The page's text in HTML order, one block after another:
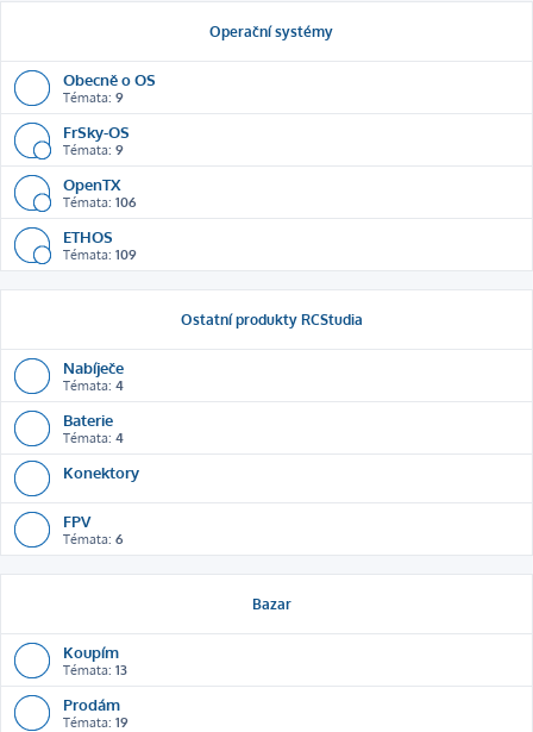
Operační systémy
Obecně o OS
Témata: 9
FrSky-OS
Témata: 9
OpenTX
Témata: 106
ETHOS
Témata: 109
Ostatní produkty RCStudia
Nabíječe
Témata: 4
Baterie
Témata: 4
Konektory
FPV
Témata: 6
Bazar
Koupím
Témata: 13
Prodám
Témata: 19